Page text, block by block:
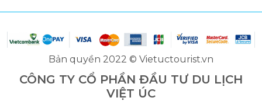
Bản quyền 2022 © Vietuctourist.vn
CÔNG TY CỔ PHẦN ĐẦU TƯ DU LỊCH
VIỆT ÚC